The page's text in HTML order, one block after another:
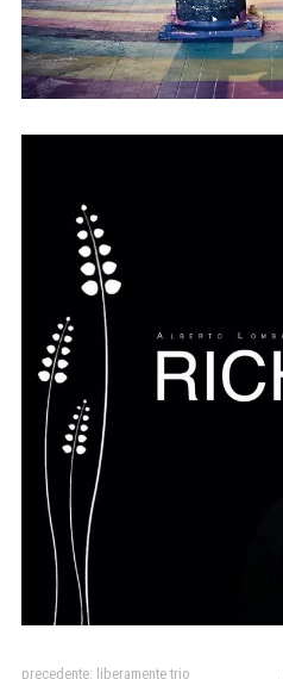
precedente: liberamente trio